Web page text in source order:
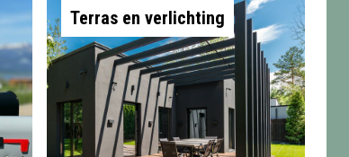
Terras en verlichting